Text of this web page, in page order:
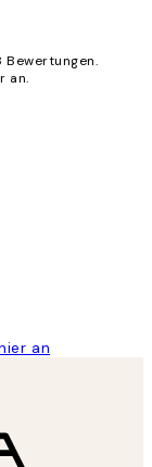
Bewertungen.
an.
an